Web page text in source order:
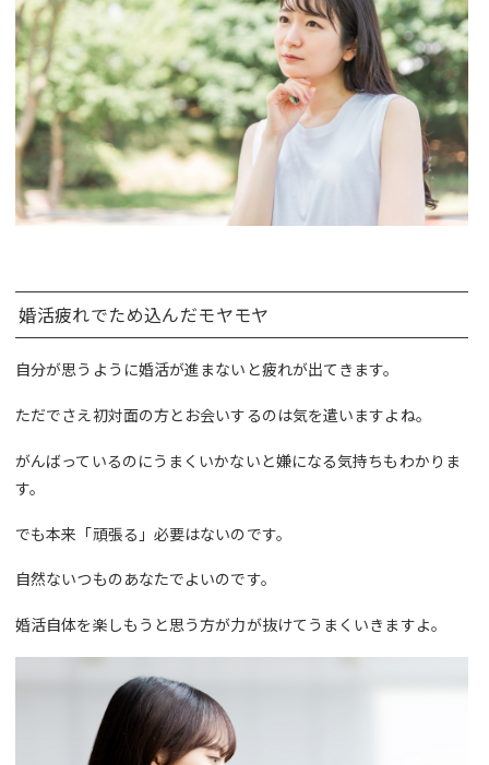
婚活疲れでため込んだモヤモヤ
自分が思うように婚活が進まないと疲れが出てきます。
ただでさえ初対面の方とお会いするのは気を遣いますよね。
がんばっているのにうまくいかないと嫌になる気持ちもわかりま
す。
でも本来「頑張る」必要はないのです。
自然ないつものあなたでよいのです。
婚活自体を楽しもうと思う方が力が抜けてうまくいきますよ。